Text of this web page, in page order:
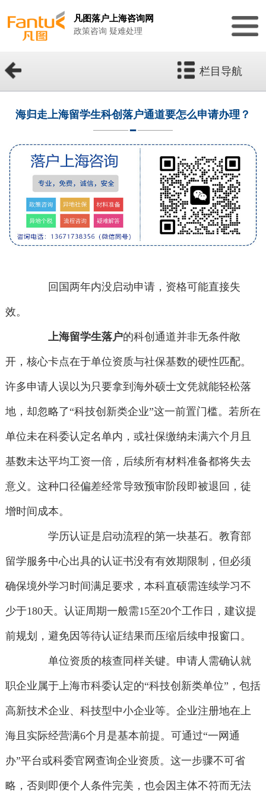
凡图落户上海咨询网
政策咨询 疑难处理
栏目导航
海归走上海留学生科创落户通道要怎么申请办理？
回国两年内没启动申请，资格可能直接失
效。
上海留学生落户的科创通道并非无条件敞
开，核心卡点在于单位资质与社保基数的硬性匹配。
许多申请人误以为只要拿到海外硕士文凭就能轻松落
地，却忽略了“科技创新类企业”这一前置门槛。若所在
单位未在科委认定名单内，或社保缴纳未满六个月且
基数未达平均工资一倍，后续所有材料准备都将失去
意义。这种口径偏差经常导致预审阶段即被退回，徒
增时间成本。
学历认证是启动流程的第一块基石。教育部
留学服务中心出具的认证书没有有效期限制，但必须
确保境外学习时间满足要求，本科直硕需连续学习不
少于180天。认证周期一般需15至20个工作日，建议提
前规划，避免因等待认证结果而压缩后续申报窗口。
单位资质的核查同样关键。申请人需确认就
职企业属于上海市科委认定的“科技创新类单位”，包括
高新技术企业、科技型中小企业等。企业注册地在上
海且实际经营满6个月是基本前提。可通过“一网通
办”平台或科委官网查询企业资质。这一步骤不可省
略，否则即便个人条件完美，也会因主体不符而无法